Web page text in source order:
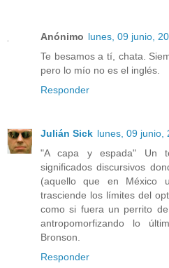
Anónimo lunes, 09 junio,
Te besamos a tí, chata.
pero lo mío no es el inglés.
Responder
Julián Sick lunes, 09 junio,
"A capa y espada" Un
significados discursivos
(aquello que en México
trasciende los límites del
como si fuera un perrito
antropomorfizando lo
Bronson.
Responder